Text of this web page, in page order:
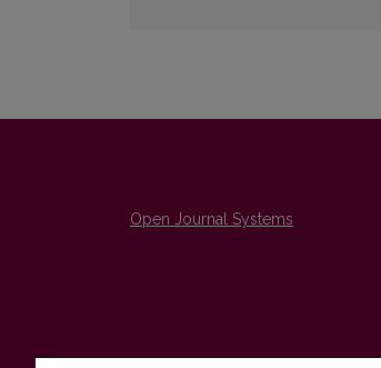
Open Journal Systems